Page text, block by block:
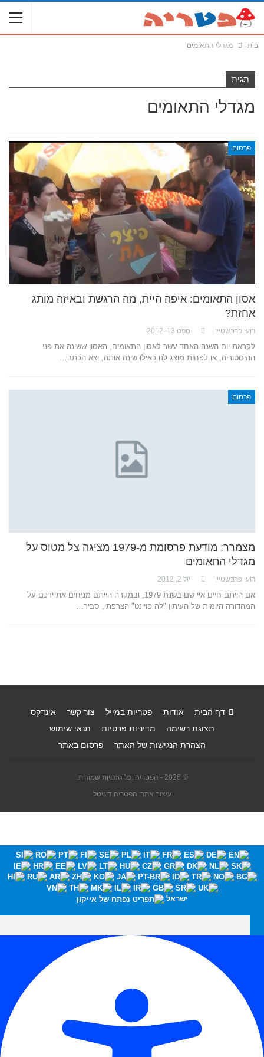
בית מגדלי התאומים
תגית
מגדלי התאומים
פרסום
אסון התאומים: איפה היית, מה הרגשת ובאיזה מותג
אחזת?
רועי פרבשטיין ספט 13, 2012
לקראת יום השנה האחד עשר לאסון התאומים, האסון ששינה את פני
ההיסטוריה, או לפחות מוצג לנו כאילו שינה אותה, יצא הכתב…
פרסום
מצמרר: מודעת פרסומת מ-1979 מציגה צל מטוס על
מגדלי התאומים
רועי פרבשטיין יול 2, 2012
אם הייתם חיים איי שם בשנת 1979, ובמקרה הייתם מניחים את ידכם על
המהדורה היומית של העיתון "לה פויינט" הצרפתי, סביר…
דף הבית אודות פטריות במייל צור קשר
אינדקס
תצוגת רשימה
מדיניות פרטיות
תנאי שימוש
הצהרת הנגישות של האתר
פרסום באתר
© 2026 - הפטריה. כל הזכויות שמורות.
עיצוב אתר: הפטריה דיגיטל
ישראל